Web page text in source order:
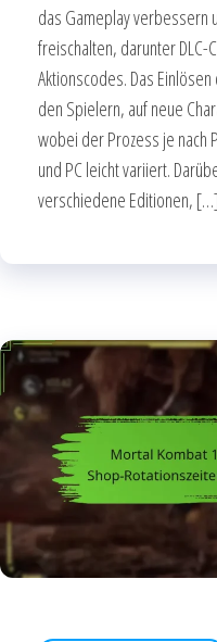
das Gameplay verbessern
freischalten, darunter DLC-
Aktionscodes. Das
den Spielern, auf neue
wobei der Prozess je nach
und PC leicht variiert.
verschiedene Editionen, […]